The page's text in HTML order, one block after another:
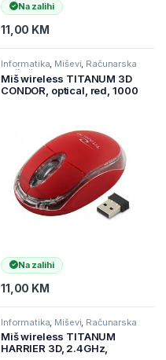
Na zalihi
11,00 KM
Informatika, Miševi, Računarska
periferija
Miš wireless TITANUM 3D
CONDOR, optical, red, 1000
Na zalihi
11,00 KM
Informatika Miševi Računarska
periferija
Miš wireless TITANUM
HARRIER 3D, 2.4GHz,